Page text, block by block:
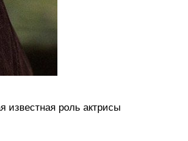
роль актрисы